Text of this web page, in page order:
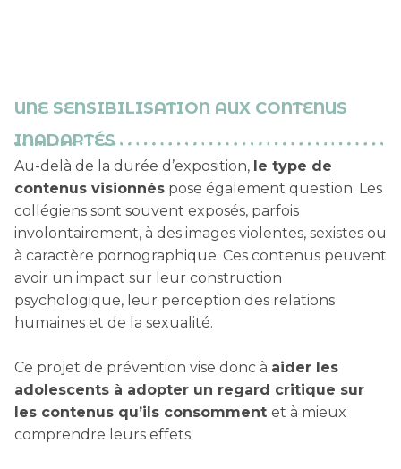
UNE SENSIBILISATION AUX CONTENUS
INADAPTÉS
Au-delà de la durée d’exposition, le type de
contenus visionnés pose également question. Les
collégiens sont souvent exposés, parfois
involontairement, à des images violentes, sexistes ou
à caractère pornographique. Ces contenus peuvent
avoir un impact sur leur construction
psychologique, leur perception des relations
humaines et de la sexualité.
Ce projet de prévention vise donc à aider les
adolescents à adopter un regard critique sur
les contenus qu’ils consomment et à mieux
comprendre leurs effets.